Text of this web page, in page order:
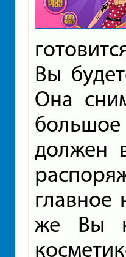
Вы
Она
должен
главное
же Вы